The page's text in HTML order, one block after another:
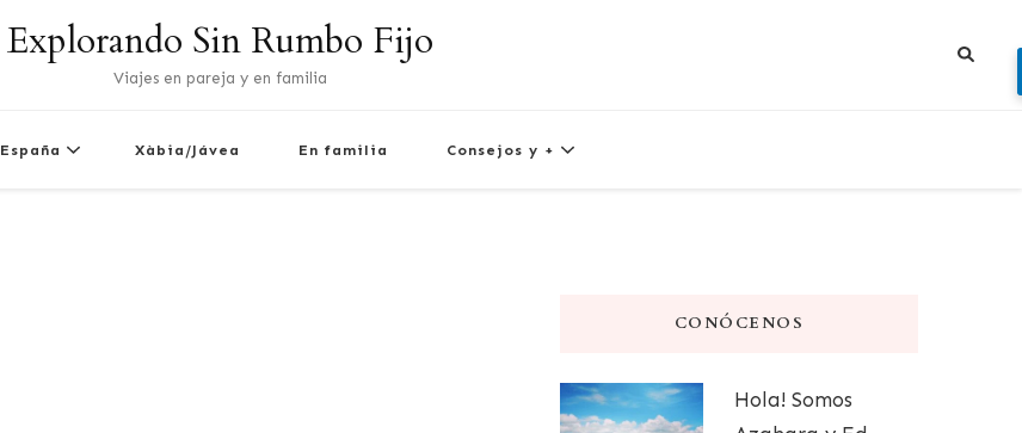
Explorando Sin Rumbo Fijo
Viajes en pareja y en familia
España Xàbia/Jávea En familia Consejos y +
CONÓCENOS
Hola! Somos